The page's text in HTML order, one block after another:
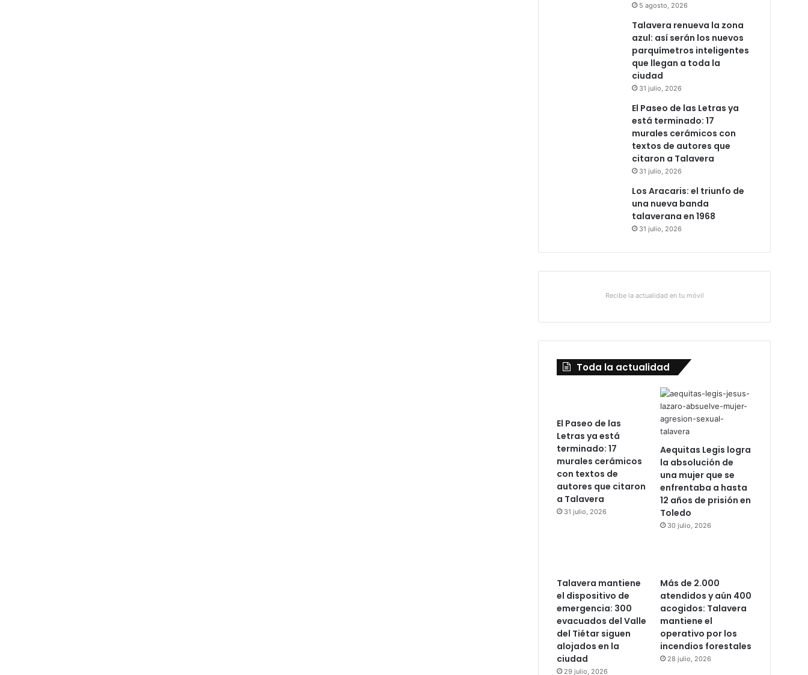
5 agosto, 2026
Talavera renueva la zona
azul: así serán los nuevos
parquímetros inteligentes
que llegan a toda la
ciudad
31 julio, 2026
El Paseo de las Letras ya
está terminado: 17
murales cerámicos con
textos de autores que
citaron a Talavera
31 julio, 2026
Los Aracaris: el triunfo de
una nueva banda
talaverana en 1968
31 julio, 2026
Recibe la actualidad en tu móvil
Toda la actualidad
El Paseo de las
Letras ya está
terminado: 17
murales cerámicos
con textos de
autores que citaron
a Talavera
31 julio, 2026
Aequitas Legis logra
la absolución de
una mujer que se
enfrentaba a hasta
12 años de prisión en
Toledo
30 julio, 2026
Talavera mantiene
el dispositivo de
emergencia: 300
evacuados del Valle
del Tiétar siguen
alojados en la
ciudad
29 julio, 2026
Más de 2.000
atendidos y aún 400
acogidos: Talavera
mantiene el
operativo por los
incendios forestales
28 julio, 2026